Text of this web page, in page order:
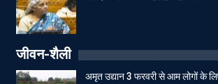
जीवन-शैली
अमृत उद्यान 3 फरवरी से आम लोगों के